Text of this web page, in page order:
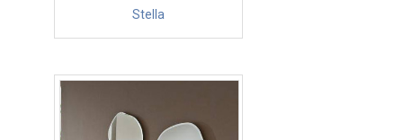
Stella